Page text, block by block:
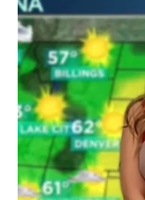
Karijerni
unapređenje,
Zaštita od
ispravno; čak i
pravu stazu.
Ljubavna podrška
ikada; ako je